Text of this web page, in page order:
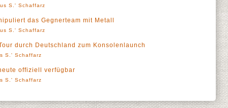
S.' Schaffarz
das Gegnerteam mit Metall
S.' Schaffarz
durch Deutschland zum Konsolenlaunch
S.' Schaffarz
offiziell verfügbar
S.' Schaffarz